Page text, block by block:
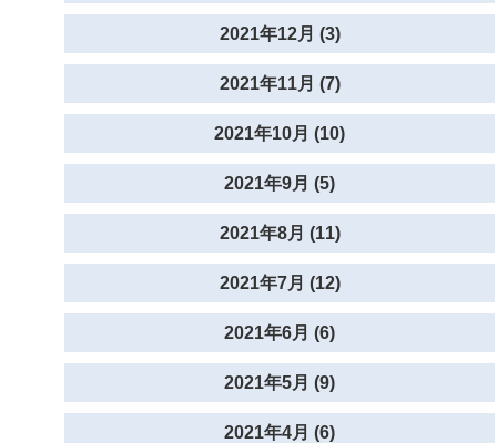
2021年12月 (3)
2021年11月 (7)
2021年10月 (10)
2021年9月 (5)
2021年8月 (11)
2021年7月 (12)
2021年6月 (6)
2021年5月 (9)
2021年4月 (6)